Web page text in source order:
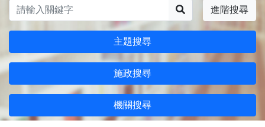
進階搜尋
主題搜尋
施政搜尋
機關搜尋